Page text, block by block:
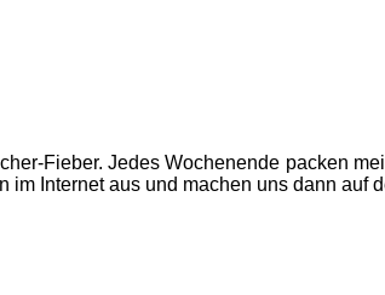
Fieber. Jedes Wochenende packen
Internet aus und machen uns dann auf